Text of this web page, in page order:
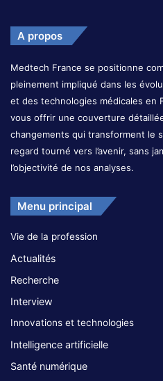
A propos
Medtech France se positionne
pleinement impliqué dans les
et des technologies médicales en
vous offrir une couverture
changements qui transforment le
regard tourné vers l’avenir, sans
l’objectivité de nos analyses.
Menu principal
Vie de la profession
Actualités
Recherche
Interview
Innovations et technologies
Intelligence artificielle
Santé numérique